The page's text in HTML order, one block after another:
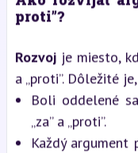
proti”?
Rozvojje miesto,
a „proti”. Dôležité
Boli oddelené
„za” a „proti”.
Každý